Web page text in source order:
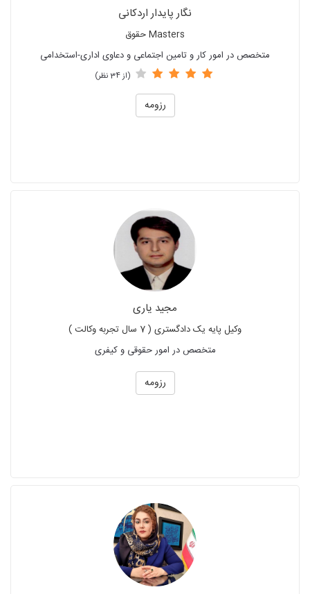
نگار پایدار اردکانی
Masters حقوق
متخصص در امور کار و تامین اجتماعی و دعاوی اداری-استخدامی
(از 34 نظر)
رزومه
مجید یاری
وکیل پایه یک دادگستری ( 7 سال تجربه وکالت )
متخصص در امور حقوقی و کیفری
رزومه